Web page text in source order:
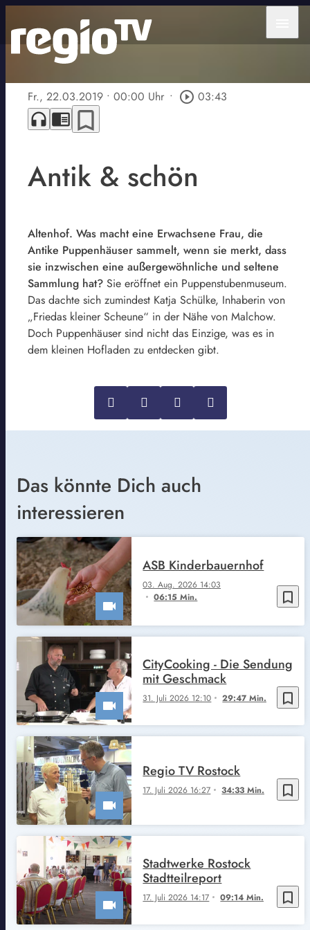
Fr., 22.03.2019 • 00:00 Uhr • play_circle_outline 03:43
headphones chrome_reader_mode bookmark_border
Antik & schön
Altenhof. Was macht eine Erwachsene Frau, die
Antike Puppenhäuser sammelt, wenn sie merkt, dass
sie inzwischen eine außergewöhnliche und seltene
Sammlung hat? Sie eröffnet ein Puppenstubenmuseum.
Das dachte sich zumindest Katja Schülke, Inhaberin von
„Friedas kleiner Scheune“ in der Nähe von Malchow.
Doch Puppenhäuser sind nicht das Einzige, was es in
dem kleinen Hofladen zu entdecken gibt.
Das könnte Dich auch
interessieren
bookmark_border
03. Aug. 2026 14:03
06:15 Min.
ASB Kinderbauernhof
bookmark_border
31. Juli 2026 12:10 29:47 Min.
CityCooking - Die Sendung
mit Geschmack
bookmark_border
17. Juli 2026 16:27 34:33 Min.
Regio TV Rostock
bookmark_border
17. Juli 2026 14:17 09:14 Min.
Stadtwerke Rostock
Stadtteilreport